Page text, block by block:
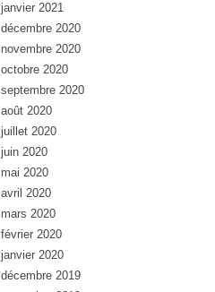
janvier 2021
décembre 2020
novembre 2020
octobre 2020
septembre 2020
août 2020
juillet 2020
juin 2020
mai 2020
avril 2020
mars 2020
février 2020
janvier 2020
décembre 2019